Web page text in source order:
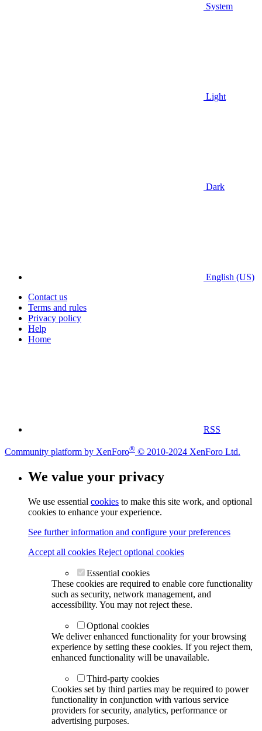
System
Light
Dark
English (US)
Contact us
Terms and rules
Privacy policy
Help
Home
RSS
Community platform by XenForo® © 2010-2024 XenForo Ltd.
We value your privacy
We use essential cookies to make this site work, and optional
cookies to enhance your experience.
See further information and configure your preferences
Accept all cookies Reject optional cookies
Essential cookies
These cookies are required to enable core functionality
such as security, network management, and
accessibility. You may not reject these.
Optional cookies
We deliver enhanced functionality for your browsing
experience by setting these cookies. If you reject them,
enhanced functionality will be unavailable.
Third-party cookies
Cookies set by third parties may be required to power
functionality in conjunction with various service
providers for security, analytics, performance or
advertising purposes.